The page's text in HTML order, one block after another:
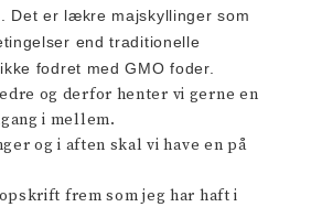
Det er lækre majskyllinger som
end traditionelle
fodret med GMO foder.
og derfor henter vi gerne en
i mellem.
og i aften skal vi have en på
frem som jeg har haft i